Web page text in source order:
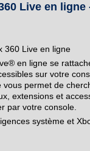
Live en ligne
360 Live en ligne
en ligne se
sur votre
vous permet de
extensions et
par votre console.
système et